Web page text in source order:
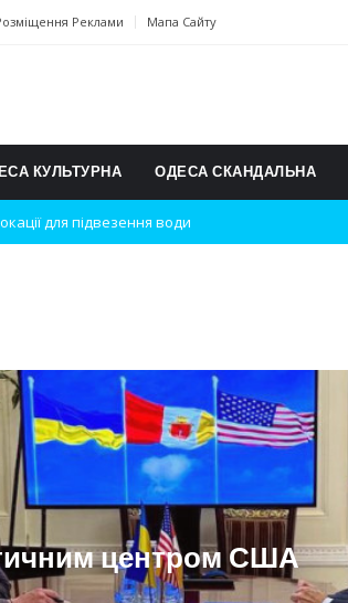
Реклами Мапа Сайту
КУЛЬТУРНА ОДЕСА СКАНДАЛЬНА
для підвезення води
чемпіонаті з карате
в Швейцарії
суспільство
центром США